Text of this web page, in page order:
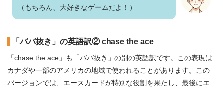
（もちろん、大好きなゲームだよ！）
「ババ抜き」の英語訳② chase the ace
「chase the ace」も「ババ抜き」の別の英語訳です。この表現は
カナダや一部のアメリカの地域で使われることがあります。この
バージョンでは、エースカードが特別な役割を果たし、最後にエ